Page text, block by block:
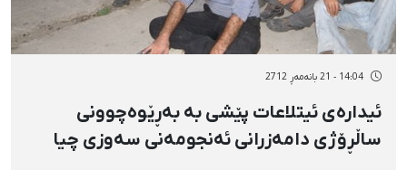
14:04 - 21 بانەمەڕ 2712
ئیدارەی ئیتلاعات پێشی بە بەڕێوەچوونی
ساڵڕۆژی دامەزرانی ئەنجومەنی سەوزی چیا